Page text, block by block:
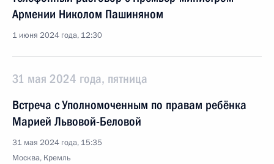
Армении Николом Пашиняном
1 июня 2024 года, 12:30
31 мая 2024 года, пятница
Встреча с Уполномоченным по правам ребёнка
Марией Львовой-Беловой
31 мая 2024 года, 15:35
Москва, Кремль